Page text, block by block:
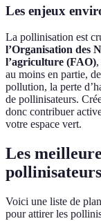
Les enjeux
La pollinisation est
l’Organisation des
l’agriculture (FAO)
au moins en partie,
pollution, la perte
de pollinisateurs.
donc contribuer
votre espace vert.
Les
pollinisateurs
Voici une liste de
pour attirer les